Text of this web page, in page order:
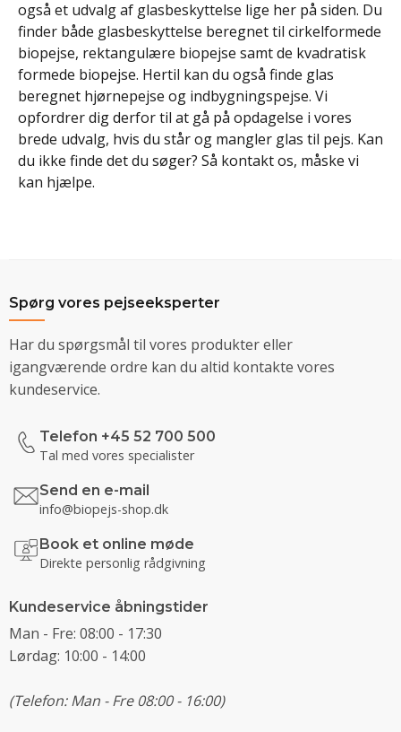
også et udvalg af glasbeskyttelse lige her på siden. Du
finder både glasbeskyttelse beregnet til cirkelformede
biopejse, rektangulære biopejse samt de kvadratisk
formede biopejse. Hertil kan du også finde glas
beregnet hjørnepejse og indbygningspejse. Vi
opfordrer dig derfor til at gå på opdagelse i vores
brede udvalg, hvis du står og mangler glas til pejs. Kan
du ikke finde det du søger? Så kontakt os, måske vi
kan hjælpe.
Spørg vores pejseeksperter
Har du spørgsmål til vores produkter eller
igangværende ordre kan du altid kontakte vores
kundeservice.
Telefon +45 52 700 500
Tal med vores specialister
Send en e-mail
info@biopejs-shop.dk
Book et online møde
Direkte personlig rådgivning
Kundeservice åbningstider
Man - Fre: 08:00 - 17:30
Lørdag: 10:00 - 14:00
(Telefon: Man - Fre 08:00 - 16:00)